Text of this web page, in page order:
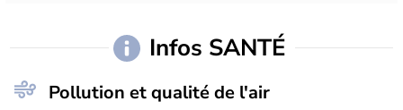
Infos SANTÉ
Pollution et qualité de l'air